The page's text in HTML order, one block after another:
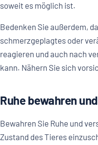
soweit es möglich ist.
Bedenken Sie außerdem,
schmerzgeplagtes oder
reagieren und auch nach
kann. Nähern Sie sich
Ruhe bewahren
Bewahren Sie Ruhe und
Zustand des Tieres